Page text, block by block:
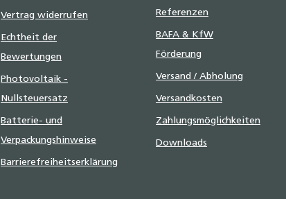
Vertrag widerrufen
Echtheit der
Bewertungen
Photovoltaik -
Nullsteuersatz
Batterie- und
Verpackungshinweise
Barrierefreiheitserklärung
Referenzen
BAFA & KfW
Förderung
Versand / Abholung
Versandkosten
Zahlungsmöglichkeiten
Downloads